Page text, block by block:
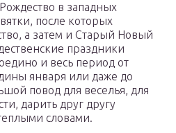
в западных
после которых
а затем и Старый Новый
праздники
и весь период от
января или даже до
повод для веселья, для
дарить друг другу
словами.